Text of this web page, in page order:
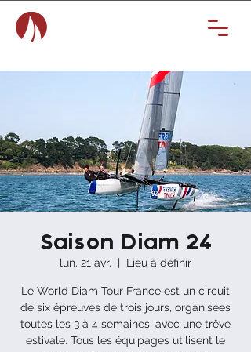
Saison Diam 24
lun. 21 avr.
  |
Lieu à définir
Le World Diam Tour France est un circuit
de six épreuves de trois jours, organisées
toutes les 3 à 4 semaines, avec une trêve
estivale. Tous les équipages utilisent le